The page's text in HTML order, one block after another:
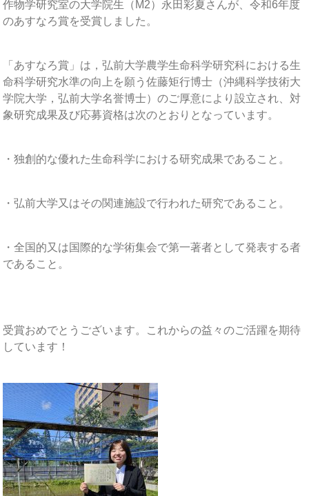
作物学研究室の大学院生（M2）永田彩夏さんが、令和6年度
のあすなろ賞を受賞しました。
「あすなろ賞」は，弘前大学農学生命科学研究科における生
命科学研究水準の向上を願う佐藤矩行博士（沖縄科学技術大
学院大学，弘前大学名誉博士）のご厚意により設立され、対
象研究成果及び応募資格は次のとおりとなっています。
・独創的な優れた生命科学における研究成果であること。
・弘前大学又はその関連施設で行われた研究であること。
・全国的又は国際的な学術集会で第一著者として発表する者
であること。
受賞おめでとうございます。これからの益々のご活躍を期待
しています！